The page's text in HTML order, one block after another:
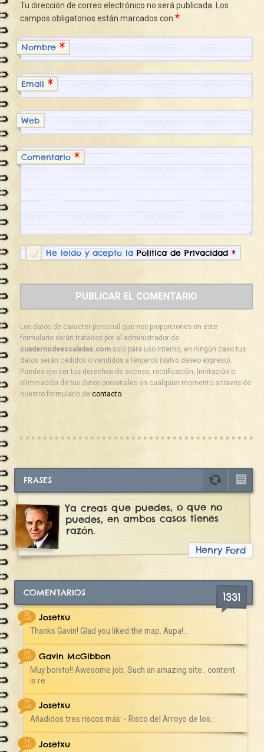
Tu dirección de correo electrónico no será publicada.
Los
campos obligatorios están marcados con*
Nombre*
Email*
Web
Comentario*
He leido y acepto laPolitica de Privacidad *
Los datos de caracter personal que nos proporciones en este
formulario serán tratados por el administrador de
cuadernodeescaladas.com solo para uso interno, en ningún caso tus
datos serán cedidos o vendidos a terceros (salvo deseo expreso).
Puedes ejercer tus derechos de acceso, rectificación, limitación o
eliminación de tus datos personales en cualquier momento a través de
nuestro formulario decontacto.
FRASES
Ya creas que puedes, o que no
puedes, en ambos casos tienes
razón.
Henry Ford
COMENTARIOS 1331
28
Jul
Josetxu
Thanks Gavin! Glad you liked the map. Aupa!...
24
Jul
Gavin McGibbon
Muy bonito!! Awesome job. Such an amazing site.. content
is re...
19
Jul
Josetxu
Añadidos tres riscos más: - Risco del Arroyo de los...
14
Jul
Josetxu